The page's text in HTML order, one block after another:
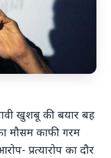
में
करते हुए
हत्या,
था"
परिवार का
खुशबू की बयार बह
मौसम काफी गरम
प्रत्यारोप का दौर